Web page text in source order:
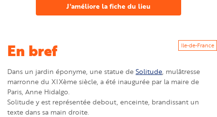
J'améliore la fiche du lieu
Ile-de-France
En bref
Dans un jardin éponyme, une statue de Solitude , mulâtresse
marronne du XIXème siècle, a été inaugurée par la maire de
Paris, Anne Hidalgo.
Solitude y est représentée debout, enceinte, brandissant un
texte dans sa main droite.